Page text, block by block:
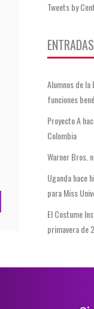
Tweets by
Alumnos de la
funciones
Proyecto A
Colombia
Warner Bros.
Uganda hace
para Miss
El Costume
primavera de